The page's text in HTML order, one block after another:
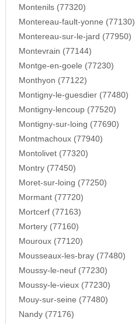
Montenils (77320)
Montereau-fault-yonne (77130)
Montereau-sur-le-jard (77950)
Montevrain (77144)
Montge-en-goele (77230)
Monthyon (77122)
Montigny-le-guesdier (77480)
Montigny-lencoup (77520)
Montigny-sur-loing (77690)
Montmachoux (77940)
Montolivet (77320)
Montry (77450)
Moret-sur-loing (77250)
Mormant (77720)
Mortcerf (77163)
Mortery (77160)
Mouroux (77120)
Mousseaux-les-bray (77480)
Moussy-le-neuf (77230)
Moussy-le-vieux (77230)
Mouy-sur-seine (77480)
Nandy (77176)